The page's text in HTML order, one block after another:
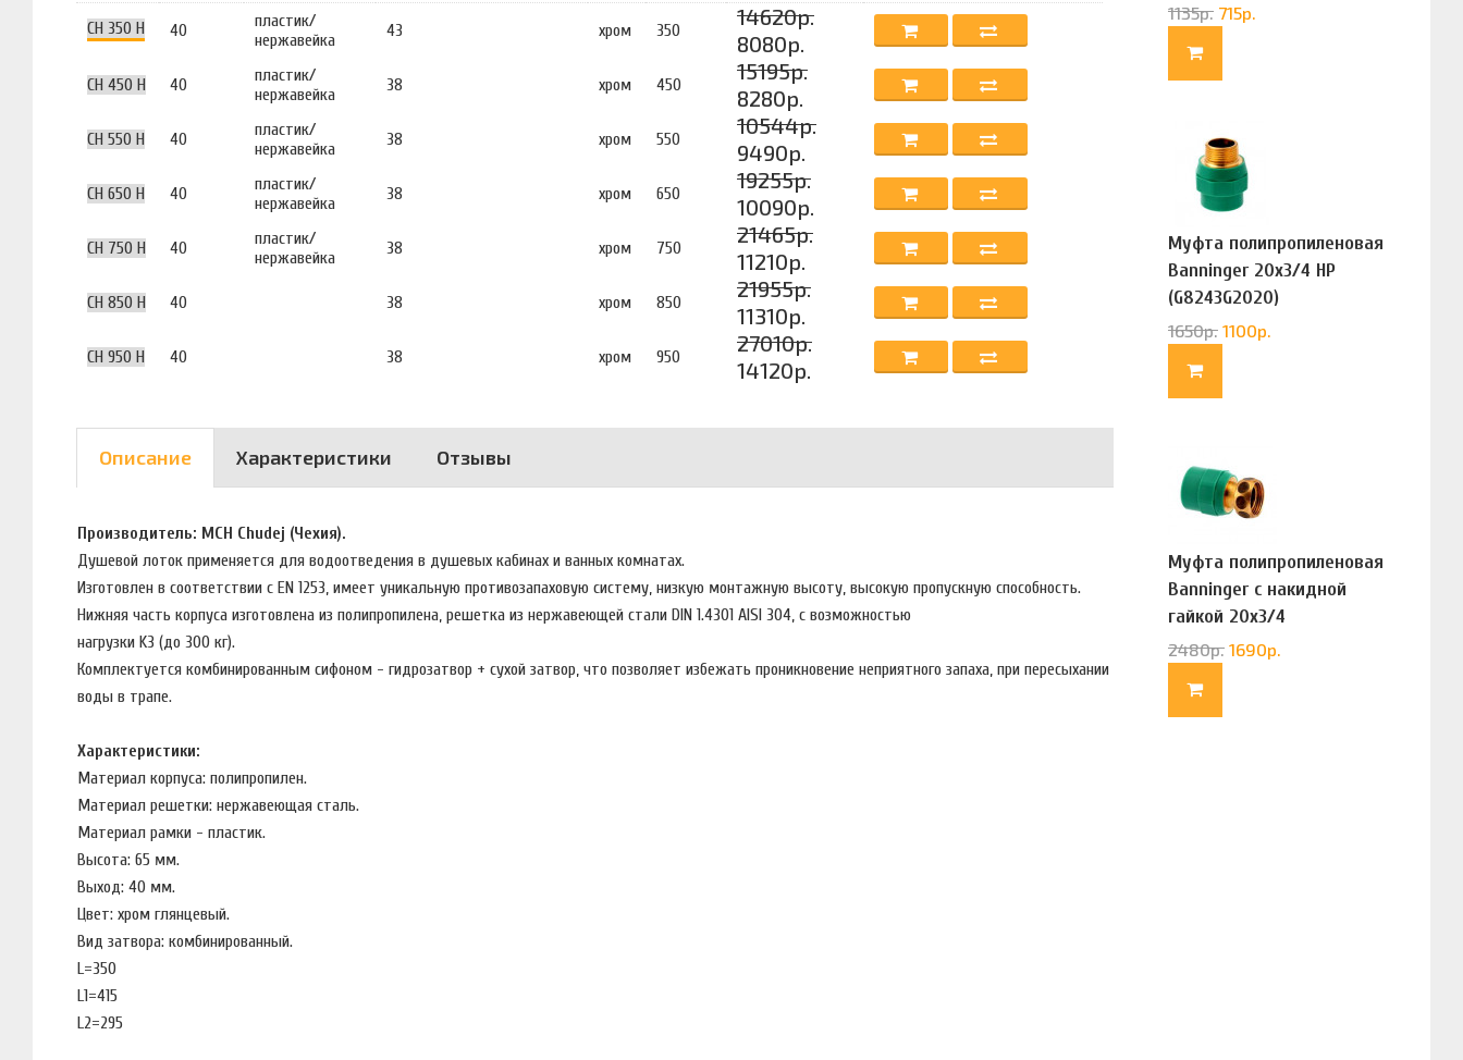
CH 350 H 40
пластик/
нержавейка
43 хром 350
14620р.
8080р.
CH 450 H 40
пластик/
нержавейка
38 хром 450
15195р.
8280р.
CH 550 H 40
пластик/
нержавейка
38 хром 550
10544р.
9490р.
CH 650 H 40
пластик/
нержавейка
38 хром 650
19255р.
10090р.
CH 750 H 40
пластик/
нержавейка
38 хром 750
21465р.
11210р.
CH 850 H 40 38 хром 850
21955р.
11310р.
CH 950 H 40 38 хром 950
27010р.
14120р.
Описание Характеристики Отзывы
Производитель: MCH Chudej (Чехия).
Душевой лоток применяется для водоотведения в душевых кабинах и ванных комнатах.
Изготовлен в соответствии с EN 1253, имеет уникальную противозапаховую систему, низкую монтажную высоту, высокую пропускную способность.
Нижняя часть корпуса изготовлена из полипропилена, решетка из нержавеющей стали DIN 1.4301 AISI 304, с возможностью
нагрузки K3 (до 300 кг).
Комплектуется комбинированным сифоном - гидрозатвор + сухой затвор, что позволяет избежать проникновение неприятного запаха, при пересыхании
воды в трапе.
Характеристики:
Материал корпуса: полипропилен.
Материал решетки: нержавеющая сталь.
Материал рамки - пластик.
Высота: 65 мм.
Выход: 40 мм.
Цвет: хром глянцевый.
Вид затвора: комбинированный.
L=350
L1=415
L2=295
1135р. 715р.
Муфта полипропиленовая
Banninger 20х3/4 НР
(G8243G2020)
1650р. 1100р.
Муфта полипропиленовая
Banninger с накидной
гайкой 20х3/4
(G83322020)
2480р. 1690р.